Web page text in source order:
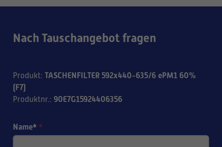
Nach Tauschangebot fragen
Produkt: TASCHENFILTER 592x440-635/6 ePM1 60%
(F7)
Produktnr.: 90E7G15924406356
Name* *